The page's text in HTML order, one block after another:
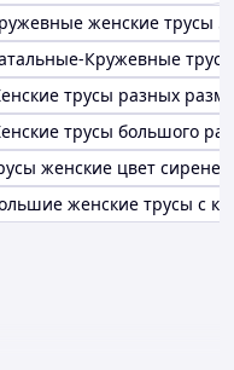
женские трусы
Кружевные трусы
трусы разных
трусы большого
женские цвет
женские трусы с